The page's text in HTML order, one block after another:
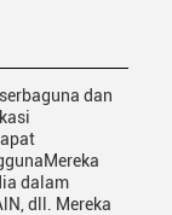
dan
dalam
dll. Mereka